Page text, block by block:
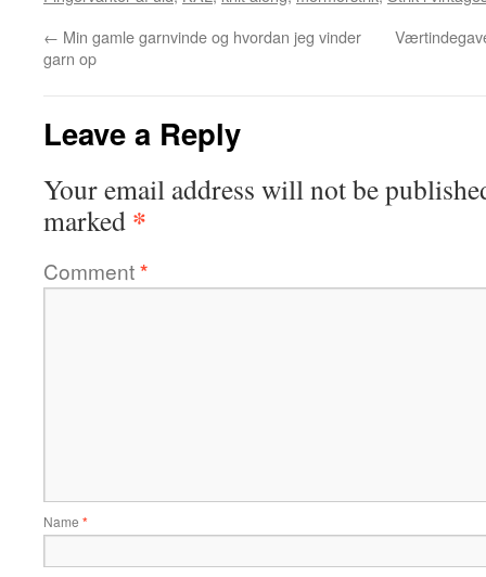
← Min gamle garnvinde og hvordan jeg vinder
garn op
Leave a Reply
Your email address will not be
marked *
Comment*
Name *